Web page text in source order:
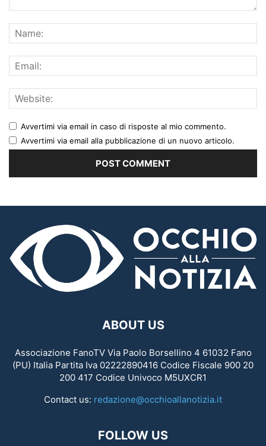
Avvertimi via email in caso di risposte al mio commento.
Avvertimi via email alla pubblicazione di un nuovo articolo.
ABOUT US
Associazione FanoTV Via Paolo Borsellino 4 61032 Fano
(PU) Italia Partita Iva 02222890416 Codice Fiscale 900 20
200 417 Codice Univoco M5UXCR1
Contact us: redazione@occhioallanotizia.it
FOLLOW US